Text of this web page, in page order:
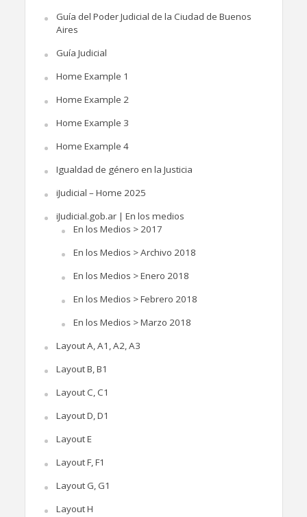
Guía del Poder Judicial de la Ciudad de Buenos
Aires
Guía Judicial
Home Example 1
Home Example 2
Home Example 3
Home Example 4
Igualdad de género en la Justicia
iJudicial – Home 2025
iJudicial.gob.ar | En los medios
En los Medios > 2017
En los Medios > Archivo 2018
En los Medios > Enero 2018
En los Medios > Febrero 2018
En los Medios > Marzo 2018
Layout A, A1, A2, A3
Layout B, B1
Layout C, C1
Layout D, D1
Layout E
Layout F, F1
Layout G, G1
Layout H